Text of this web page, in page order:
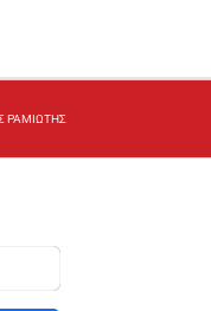
ΡΑΜΙΩΤΗΣ